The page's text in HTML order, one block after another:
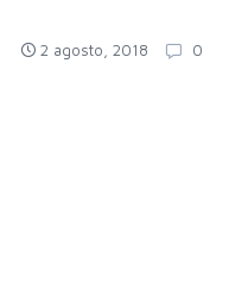
2 agosto, 2018 0